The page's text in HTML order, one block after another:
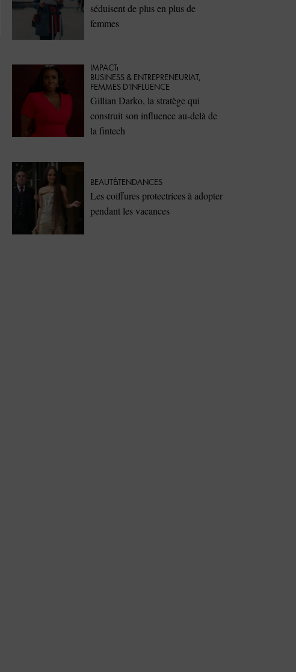
séduisent de plus en plus de
femmes
IMPACT
⁠BUSINESS & ENTREPRENEURIAT ,
FEMMES D'INFLUENCE
Gillian Darko, la stratège qui
construit son influence au-delà de
la fintech
BEAUTÉTENDANCES
Les coiffures protectrices à adopter
pendant les vacances